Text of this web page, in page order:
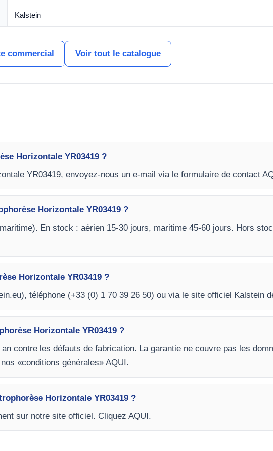
Kalstein
commercial Voir tout le catalogue
Horizontale YR03419 ?
YR03419, envoyez-nous un e-mail via le formulaire de contact
Horizontale YR03419 ?
En stock : aérien 15-30 jours, maritime 45-60 jours. Hors
Horizontale YR03419 ?
), téléphone (+33 (0) 1 70 39 26 50) ou via le site officiel Kalstein
Horizontale YR03419 ?
contre les défauts de fabrication. La garantie ne couvre pas les
«conditions générales» AQUI.
Horizontale YR03419 ?
sur notre site officiel. Cliquez AQUI.